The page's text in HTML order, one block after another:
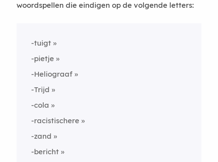
woordspellen die eindigen op de volgende letters:
-tuigt
-pietje
-Heliograaf
-Trijd
-cola
-racistischere
-zand
-bericht